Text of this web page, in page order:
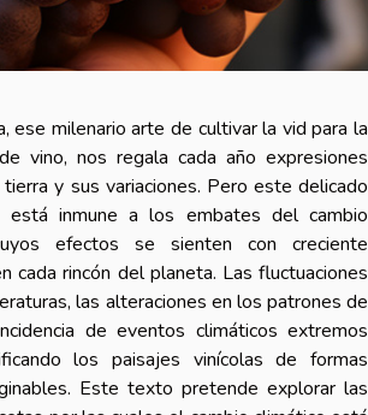
ese milenario arte de cultivar la vid para la
vino, nos regala cada año expresiones
y sus variaciones. Pero este delicado
está inmune a los embates del cambio
efectos se sienten con creciente
cada rincón del planeta. Las fluctuaciones
las alteraciones en los patrones de
de eventos climáticos extremos
los paisajes vinícolas de formas
Este texto pretende explorar las